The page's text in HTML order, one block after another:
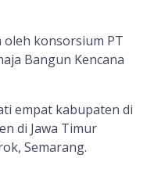
oleh konsorsium PT
Bangun Kencana
empat kabupaten di
di Jawa Timur
Semarang.